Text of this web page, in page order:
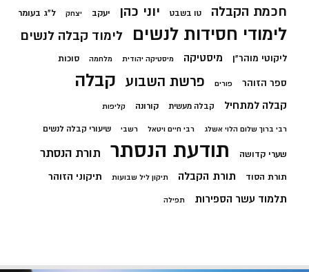
חכמת הקבלה טו בשבט יוני כהן יעקב יצחק ל"ג בעומר
לימודי חסידות לנשים לימוד קבלה לנשים
ליקוטי מוהר"ן מיסטיקה מיסטיקה יהודית מלחמה סוכות
ספר הזוהר פורים פרשת השבוע קבלה
קבלה למתחיל קבלה מעשית קורונה קליפות
רבי ברוך שלום הלוי אשלג רבי חיים ויטאל רשבי שיעורי קבלה לנשים
שערי קדושה תודעת הנסתר תורת הנסתר
תורת הסוד תורת הקבלה תיקון ליל שבועות תיקוני הזוהר
תלמוד עשר הספירות תפילה